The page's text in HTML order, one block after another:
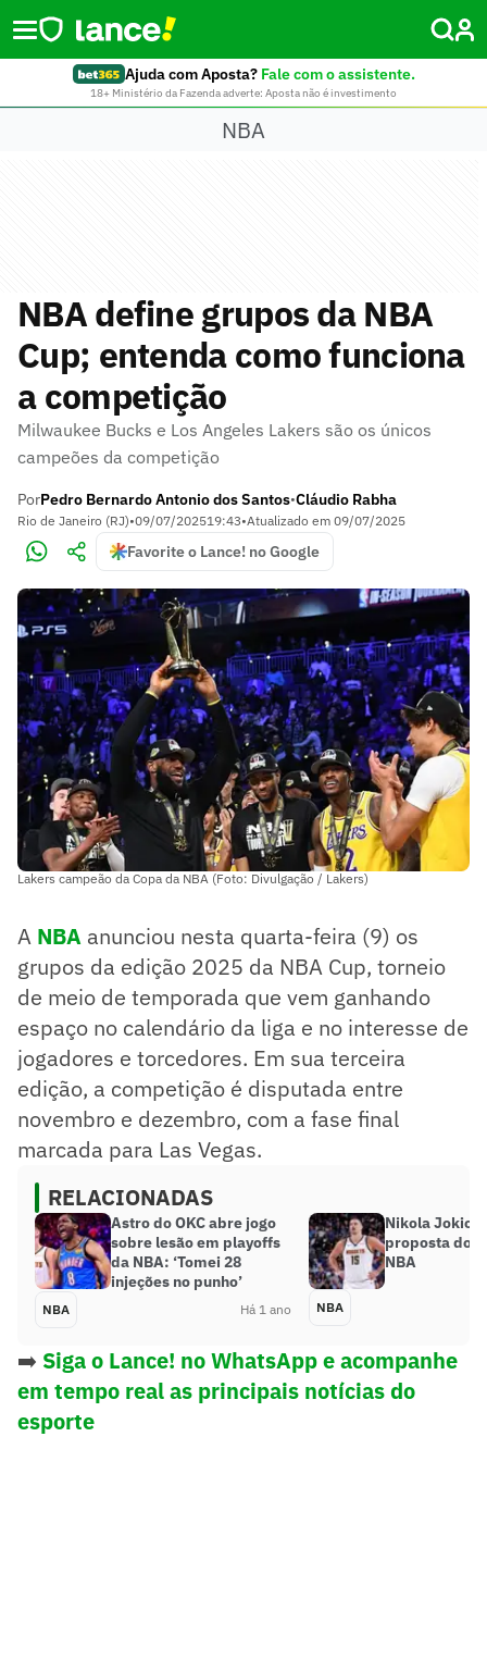
Ajuda com Aposta? Fale com o assistente.
18+ Ministério da Fazenda adverte: Aposta não é investimento
NBA
NBA define grupos da NBA
Cup; entenda como funciona
a competição
Milwaukee Bucks e Los Angeles Lakers são os únicos
campeões da competição
PorPedro Bernardo Antonio dos Santos•Cláudio Rabha
Rio de Janeiro (RJ)•09/07/202519:43•Atualizado em 09/07/2025
Favorite o Lance! no Google
Lakers campeão da Copa da NBA (Foto: Divulgação / Lakers)
A NBA anunciou nesta quarta-feira (9) os
grupos da edição 2025 da NBA Cup, torneio
de meio de temporada que vem ganhando
espaço no calendário da liga e no interesse de
jogadores e torcedores. Em sua terceira
edição, a competição é disputada entre
novembro e dezembro, com a fase final
marcada para Las Vegas.
RELACIONADAS
Astro do OKC abre jogo
sobre lesão em playoffs
da NBA: ‘Tomei 28
injeções no punho’
NBA Há 1 ano
Nikola Jokic
proposta do
NBA
NBA
➡️ Siga o Lance! no WhatsApp e acompanhe
em tempo real as principais notícias do
esporte